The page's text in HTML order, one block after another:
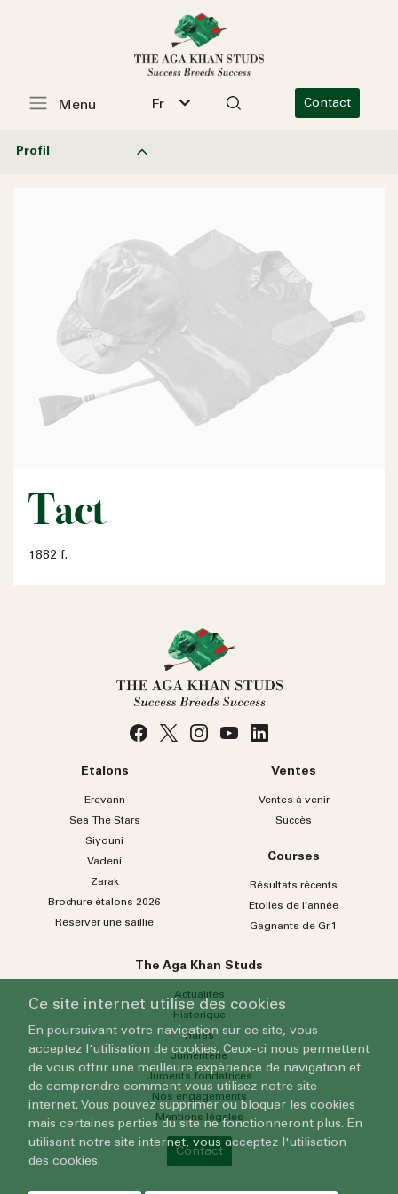
Fr Contact
Menu
Profil
Tact
1882 f.
Etalons
Erevann
Sea TheStars
Siyouni
Vadeni
Zarak
Brochure étalons 2026
Réserver une saillie
Ventes
Ventes à venir
Succès
Courses
Résultats récents
Etoiles de l’année
Gagnants de Gr.1
The Aga Khan Studs
Actualités
Historique
Haras
Jumenterie
Juments fondatrices
Nos engagements
Mentions légales
Contact
Ce site internet utilise des cookies
En poursuivant votre navigation sur ce site, vous
acceptez l'utilisation de cookies. Ceux-ci nous permettent
de vous offrir une meilleure expérience de navigation et
de comprendre comment vous utilisez notre site
internet. Vous pouvez supprimer ou bloquer les cookies
mais certaines parties du site ne fonctionneront plus. En
utilisant notre site internet, vous acceptez l'utilisation
des cookies.